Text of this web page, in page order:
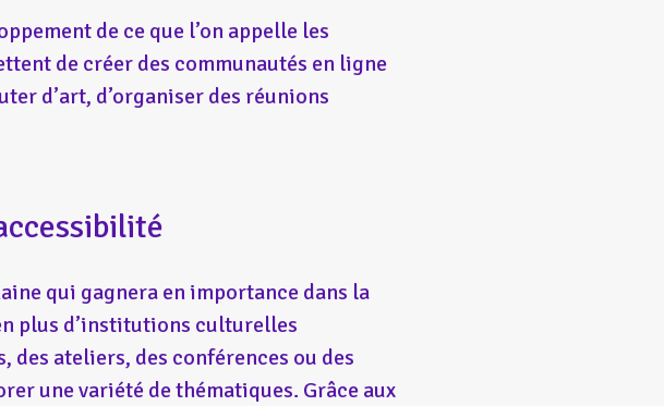
de ce que l’on appelle les
de créer des communautés en ligne
d’art, d’organiser des réunions
qui gagnera en importance dans la
plus d’institutions culturelles
ateliers, des conférences ou des
une variété de thématiques. Grâce aux